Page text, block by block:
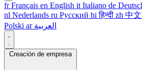
frFrançais en English it Italiano de
nl Nederlands ru Русский hi हिन्दी zh 中文
Polski ar العربية
Creación de empresa